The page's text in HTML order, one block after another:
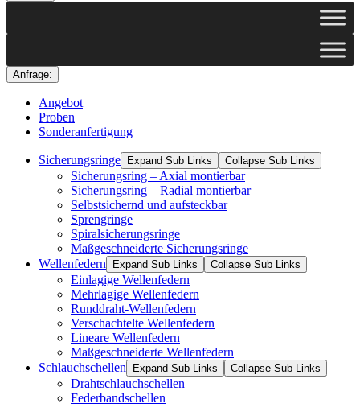
Anfrage:
Angebot
Proben
Sonderanfertigung
Sicherungsringe Expand Sub Links Collapse Sub Links
Sicherungsring – Axial montierbar
Sicherungsring – Radial montierbar
Selbstsichernd und aufsteckbar
Sprengringe
Spiralsicherungsringe
Maßgeschneiderte Sicherungsringe
Wellenfedern
Expand Sub Links Collapse Sub Links
Einlagige Wellenfedern
Mehrlagige Wellenfedern
Runddraht-Wellenfedern
Verschachtelte Wellenfedern
Lineare Wellenfedern
Maßgeschneiderte Wellenfedern
Schlauchschellen
Expand Sub Links Collapse Sub Links
Drahtschlauchschellen
Federbandschellen